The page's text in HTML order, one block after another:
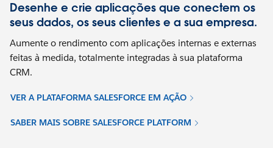
Desenhe e crie aplicações que conectem os
seus dados, os seus clientes e a sua empresa.
Aumente o rendimento com aplicações internas e externas
feitas à medida, totalmente integradas à sua plataforma
CRM.
VER A PLATAFORMA SALESFORCE EM AÇÃO
SABER MAIS SOBRE SALESFORCE PLATFORM